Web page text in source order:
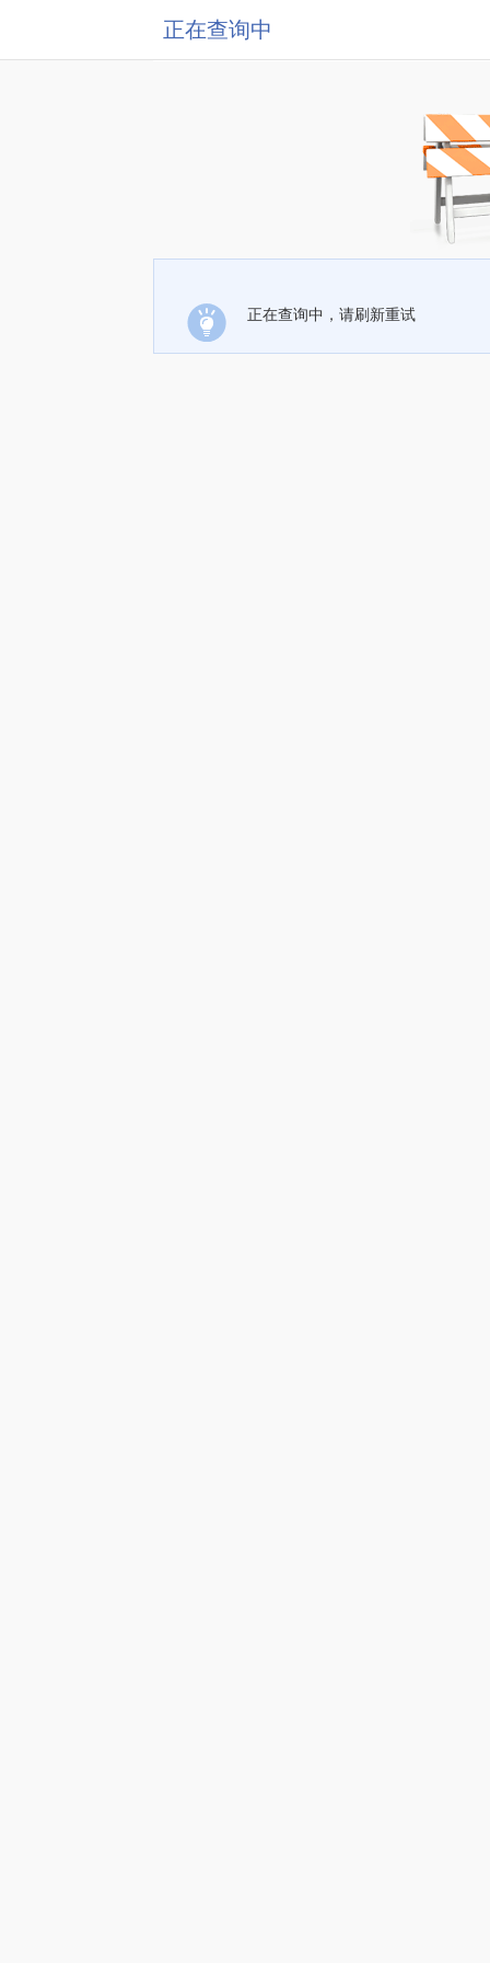
正在查询中
正在查询中，请刷新重试